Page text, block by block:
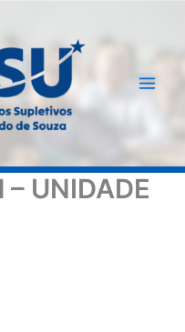
– UNIDADE